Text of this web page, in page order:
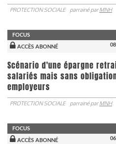
PROTECTION SOCIALE parrainé parMNH
FOCUS
ACCÈS ABONNÉ
Scénario d'une épargne
salariés mais sans
employeurs
PROTECTION SOCIALE parrainé parMNH
FOCUS
ACCÈS ABONNÉ